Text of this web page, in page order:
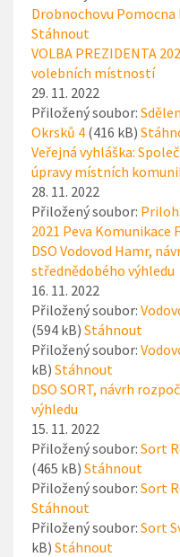
Drobnochovu
Stáhnout
VOLBA PREZIDENTA
volebních místností
29. 11. 2022
Přiložený soubor:
Okrsků 4 (416 kB)
Veřejná vyhláška:
úpravy místních
28. 11. 2022
Přiložený soubor:
2021 Peva Komunikace
DSO Vodovod Hamr,
střednědobého výhledu
16. 11. 2022
Přiložený soubor:
(594 kB) Stáhnout
Přiložený soubor:
kB) Stáhnout
DSO SORT, návrh
výhledu
15. 11. 2022
Přiložený soubor: Sort
(465 kB) Stáhnout
Přiložený soubor: Sort
Stáhnout
Přiložený soubor: Sort
kB) Stáhnout